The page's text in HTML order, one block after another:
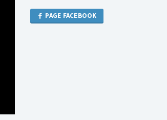
PAGE FACEBOOK